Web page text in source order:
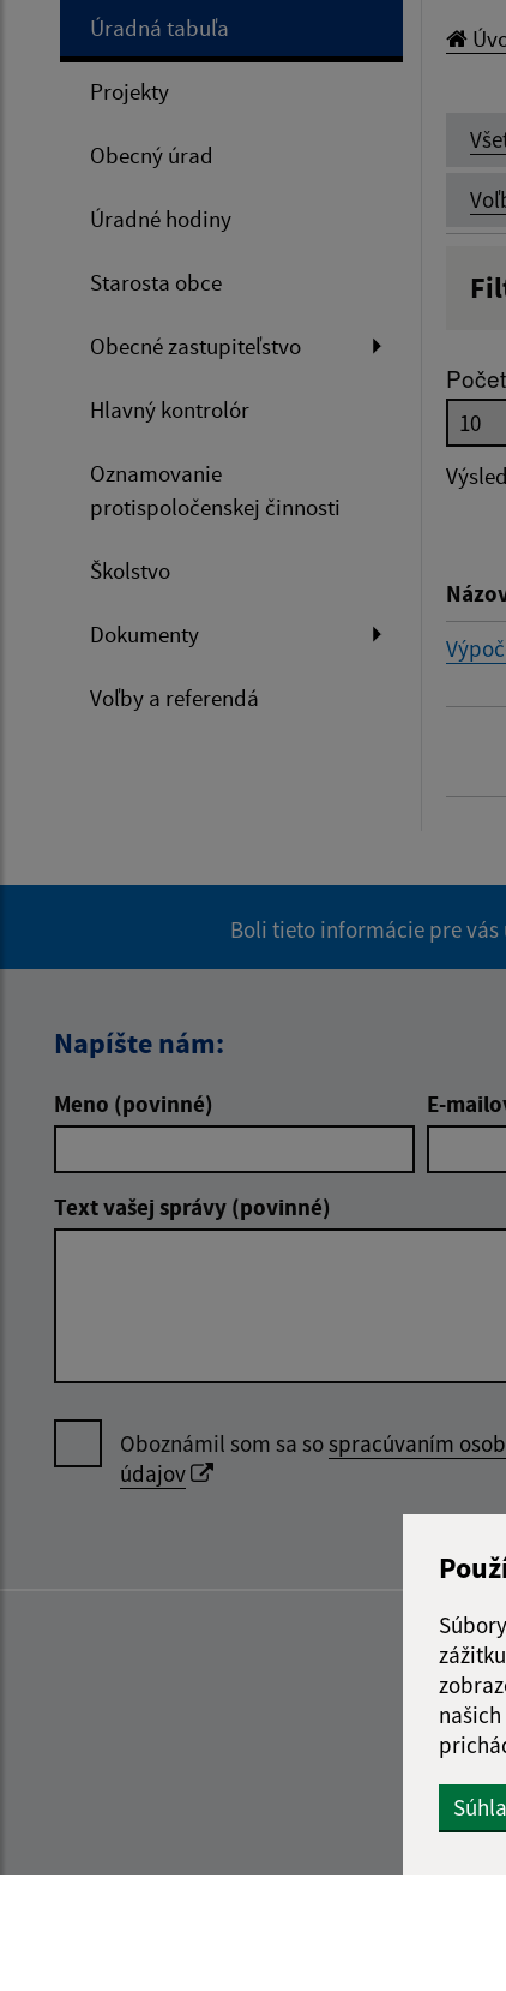
Úradná tabuľa
Projekty
Obecný úrad
Úradné hodiny
Starosta obce
Obecné zastupiteľstvo
Hlavný kontrolór
Oznamovanie
protispoločenskej činnosti
Školstvo
Dokumenty
Voľby a referendá
Boli tieto informácie pre vás
Napíšte nám:
Meno (povinné) E-
Text vašej správy (povinné)
Oboznámil som sa sospracúvaním
údajov